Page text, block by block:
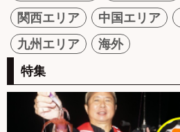
関西エリア
中国エリア
九州エリア
海外
特集